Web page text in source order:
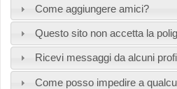
Come aggiungere amici?
Questo sito non accetta la
Ricevi messaggi da alcuni
Come posso impedire a